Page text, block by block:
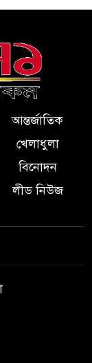
আন্তর্জাতিক
খেলাধুলা
বিনোদন
লীড নিউজ